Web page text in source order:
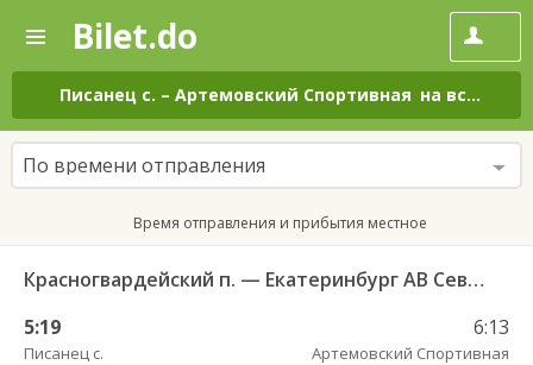
—
Поиск
и
покупка
билетов
на
автобус
онлайн
Bilet.do
Писанец с. – Артемовский Спортивная на все дни
По времени отправления
Время отправления и прибытия местное
Красногвардейский п. — Екатеринбург АВ Северный 997
5:19
Писанец с.
6:13
Артемовский Спортивная